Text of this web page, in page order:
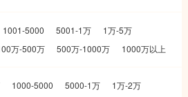
1001-5000 5001-1万
1万-5万
万-500万 500万-1000万 1000万以上
1000-5000 5000-1万
1万-2万